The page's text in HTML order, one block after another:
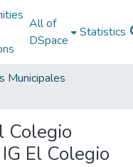
All of
DSpace
Statistics
Municipales
Colegio
El Colegio